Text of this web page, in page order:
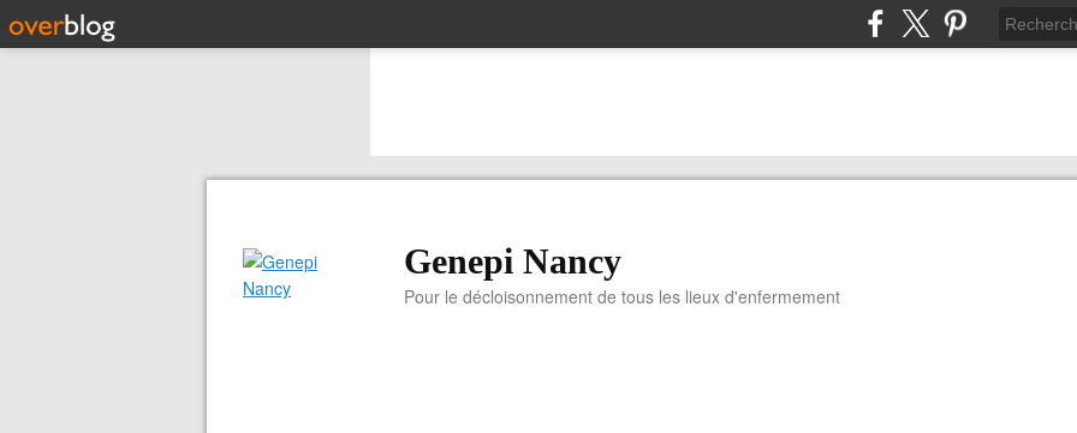
Genepi Nancy
Pour le décloisonnement de tous les lieux d'enfermement